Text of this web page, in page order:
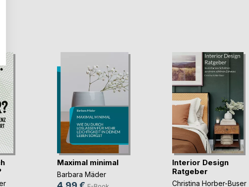
Maximal minimal
Barbara Mäder
Interior Design
Ratgeber
Christina Horber-Buser